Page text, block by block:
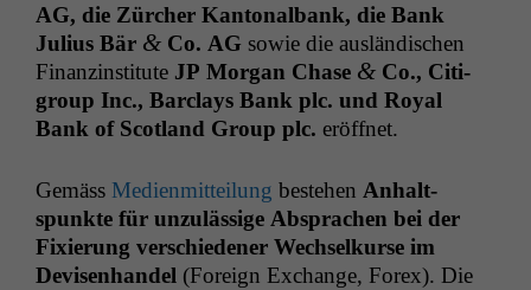
AG, die Zürcher Kan­ton­al­bank, die Bank
Julius Bär & Co. AG sowie die aus­ländis­chen
Finanzin­sti­tute JP Mor­gan Chase & Co., Cit­i­
group Inc., Bar­clays Bank plc. und Roy­al
Bank of Scot­land Group plc. eröffnet.
Gemäss Medi­en­mit­teilung beste­hen Anhalt­
spunk­te für unzuläs­sige Absprachen bei der
Fix­ierung ver­schieden­er Wech­selkurse im
Devisen­han­del (For­eign Exchange, Forex). Die